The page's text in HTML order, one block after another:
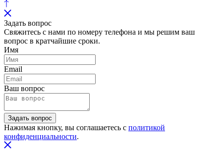
Задать вопрос
Свяжитесь с нами по номеру телефона и мы решим ваш
вопрос в кратчайшие сроки.
Имя
Email
Ваш вопрос
Задать вопрос
Нажимая кнопку, вы соглашаетесь с политикой
конфиденциальности.